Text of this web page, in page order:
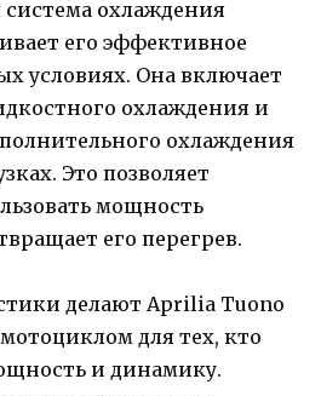
охлаждения
его эффективное
условиях. Она включает
охлаждения и
охлаждения
Это позволяет
мощность
его перегрев.
делают Aprilia Tuono
для тех, кто
и динамику.